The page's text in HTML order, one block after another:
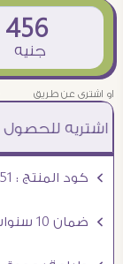
456
جنيه
او اشترى عن طريق
Ö كود المنتج : SA90151
Ö ضمان 10 سنوات على منتجاتنا